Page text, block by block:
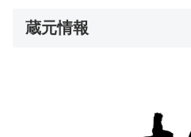
蔵元情報